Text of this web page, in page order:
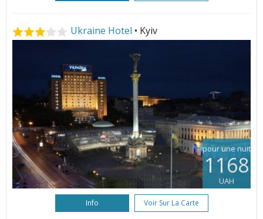
Ukraine Hotel • Kyiv
pour une nuit
1168
UAH
Info Voir Sur La Carte